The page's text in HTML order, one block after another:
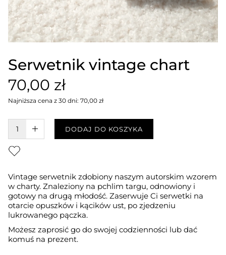
Serwetnik vintage chart
70,00 zł
Najniższa cena z 30 dni: 70,00 zł
W KOSZYKU :)DODAJ DO KOSZYKA
Vintage serwetnik zdobiony naszym autorskim wzorem
w charty. Znaleziony na pchlim targu, odnowiony i
gotowy na drugą młodość. Zaserwuje Ci serwetki na
otarcie opuszków i kącików ust, po zjedzeniu
lukrowanego pączka.
Możesz zaprosić go do swojej codzienności lub dać
komuś na prezent.